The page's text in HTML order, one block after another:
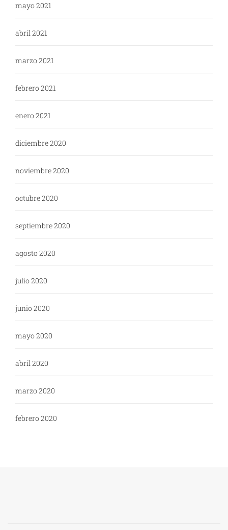
mayo 2021
abril 2021
marzo 2021
febrero 2021
enero 2021
diciembre 2020
noviembre 2020
octubre 2020
septiembre 2020
agosto 2020
julio 2020
junio 2020
mayo 2020
abril 2020
marzo 2020
febrero 2020